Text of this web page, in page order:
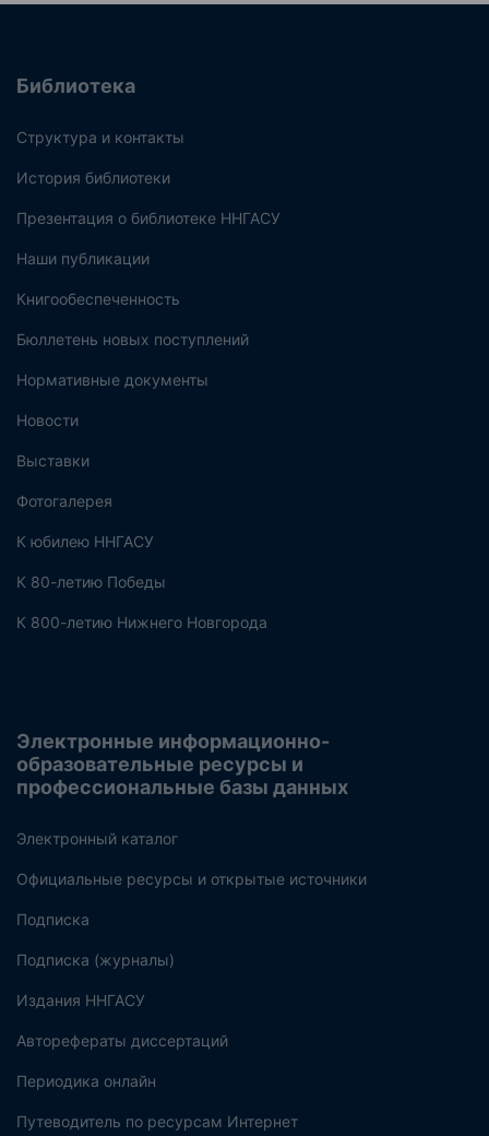
Библиотека
Структура и контакты
История библиотеки
Презентация о библиотеке ННГАСУ
Наши публикации
Книгообеспеченность
Бюллетень новых поступлений
Нормативные документы
Новости
Выставки
Фотогалерея
К юбилею ННГАСУ
К 80-летию Победы
К 800-летию Нижнего Новгорода
Электронные информационно-
образовательные ресурсы и
профессиональные базы данных
Электронный каталог
Официальные ресурсы и открытые источники
Подписка
Подписка (журналы)
Издания ННГАСУ
Авторефераты диссертаций
Периодика онлайн
Путеводитель по ресурсам Интернет